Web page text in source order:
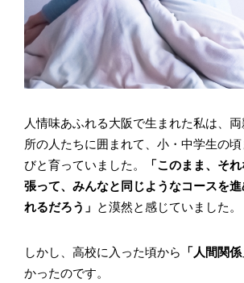
人情味あふれる大阪で生まれた私は、
所の人たちに囲まれて、小・中学生の
びと育っていました。
「このまま、そ
張って、みんなと同じようなコースを
れるだろう」 と漠然と感じていました。
しかし、高校に入った頃から 「人間関
かったのです。